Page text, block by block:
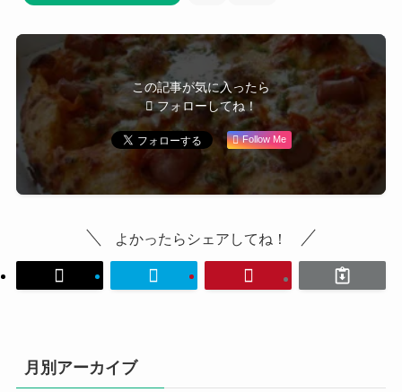
この記事が気に入ったら
フォローしてね！
Follow Me
よかったらシェアしてね！
月別アーカイブ